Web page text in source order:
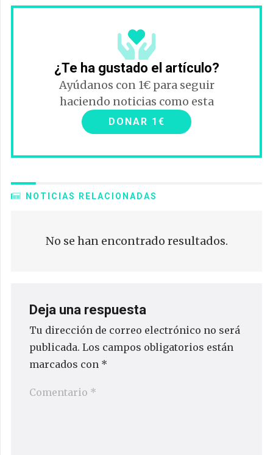
¿Te ha gustado el artículo?
Ayúdanos con 1€ para seguir
haciendo noticias como esta
DONAR 1€
NOTICIAS RELACIONADAS
No se han encontrado resultados.
Deja una respuesta
Tu dirección de correo electrónico no será
publicada. Los campos obligatorios están
marcados con *